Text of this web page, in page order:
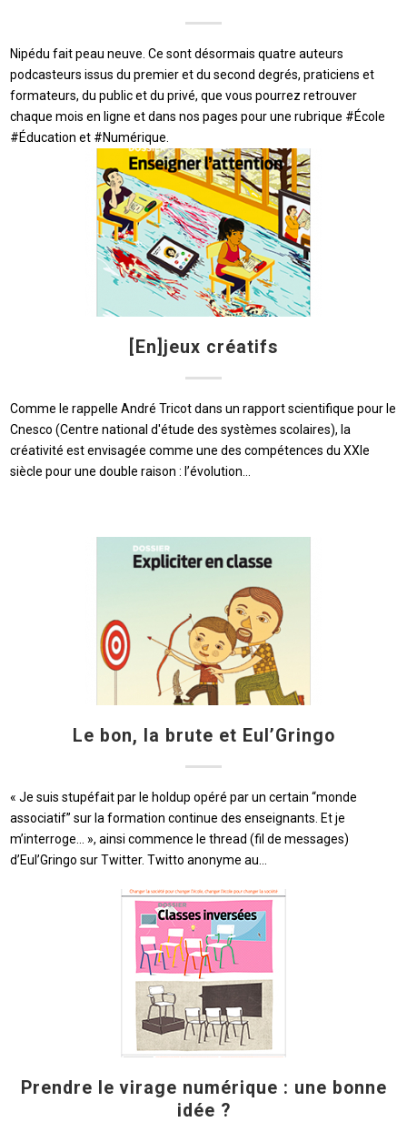
Nipédu fait peau neuve. Ce sont désormais quatre auteurs
podcasteurs issus du premier et du second degrés, praticiens et
formateurs, du public et du privé, que vous pourrez retrouver
chaque mois en ligne et dans nos pages pour une rubrique #École
#Éducation et #Numérique.
[En]jeux créatifs
Comme le rappelle André Tricot dans un rapport scientifique pour le
Cnesco (Centre national d'étude des systèmes scolaires), la
créativité est envisagée comme une des compétences du XXIe
siècle pour une double raison : l’évolution…
Le bon, la brute et Eul’Gringo
« Je suis stupéfait par le holdup opéré par un certain “monde
associatif” sur la formation continue des enseignants. Et je
m’interroge… », ainsi commence le thread (fil de messages)
d’Eul’Gringo sur Twitter. Twitto anonyme au…
Prendre le virage numérique : une bonne
idée ?